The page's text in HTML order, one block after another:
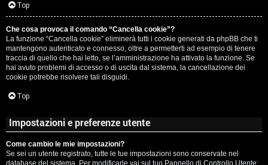
i
v
i
e
r
Top
Che cosa provoca il comando “Cancella cookie”?
La funzione “Cancella cookie” eliminerà tutti i cookie generati da phpBB che ti
mantengono autenticato e connesso, oltre a permetterti ad esempio di tenere
traccia di quello che hai letto, se l’amministrazione ha attivato la funzione. Se
hai avuto problemi di accesso o di uscita dal sistema, la cancellazione dei
cookie potrebbe risolvere tali disguidi.
Top
Impostazioni e preferenze utente
Come cambio le mie impostazioni?
Se sei un utente registrato, tutte le tue impostazioni sono conservate nel
database del sistema. Per modificarle vai sul tuo Pannello di Controllo Utente;
c
a
:
C
D
V
i